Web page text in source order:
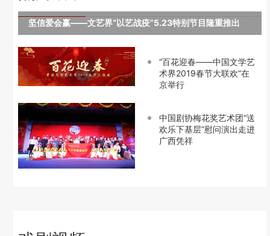
坚信爱会赢——文艺界“以艺战疫”5.23特别节目隆重推出
“百花迎春——中国文学艺
术界2019春节大联欢”在
京举行
中国剧协梅花奖艺术团“送
欢乐下基层”慰问演出走进
广西凭祥